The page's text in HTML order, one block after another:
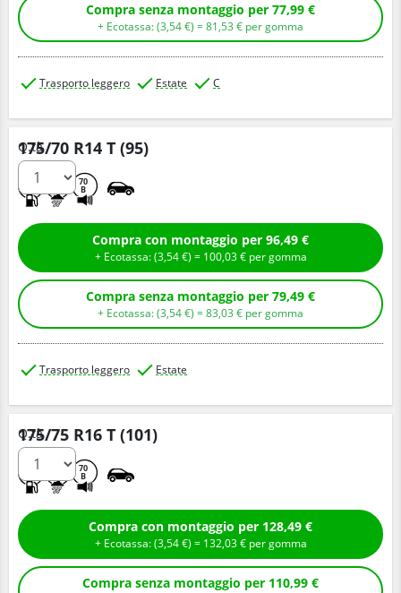
Compra senza montaggio per 77,99 €
+ Ecotassa: (3,54€ ) =81,53 € per gomma
Trasporto leggero Estate C
175/70 R14 T (95)
70
B
Q.tà
Compra con montaggio per 96,49 €
+ Ecotassa: (3,54€ ) = 100,03€ per gomma
Compra senza montaggio per 79,49 €
+ Ecotassa: (3,54€ ) =83,03 € per gomma
Trasporto leggero Estate
175/75 R16 T (101)
70
B
Q.tà
Compra con montaggio per 128,49 €
+ Ecotassa: (3,54€ ) = 132,03€ per gomma
Compra senza montaggio per 110,99 €